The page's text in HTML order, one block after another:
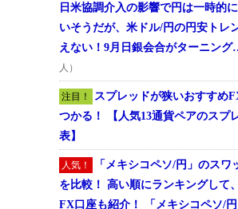
日米協調介入の影響で円は一時的
いそうだが、米ドル/円の円安トレ
えない！9月日銀会合がターニン
人）
注目！
スプレッドが狭いおすすめ
つかる！ 【人気13通貨ペアのスプ
表】
人気！
「メキシコペソ/円」のスワ
を比較！ 高い順にランキングして
FX口座も紹介！ 「メキシコペソ/